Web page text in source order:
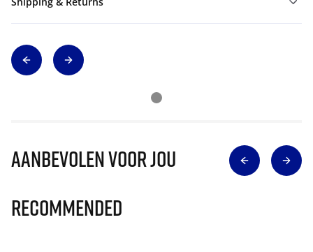
Aanbevolen voor jou
Recommended